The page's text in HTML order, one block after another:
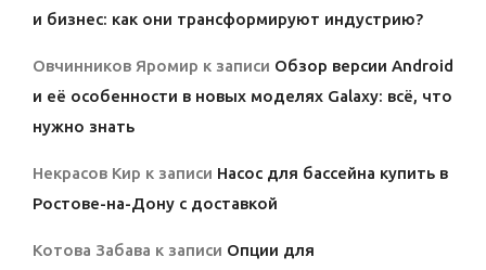
и бизнес: как они трансформируют индустрию?
Овчинников Яромир к записи Обзор версии Android
и её особенности в новых моделях Galaxy: всё, что
нужно знать
Некрасов Кир к записи Насос для бассейна купить в
Ростове-на-Дону с доставкой
Котова Забава к записи Опции для